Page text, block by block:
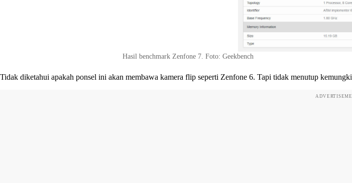
Hasil benchmark Zenfone 7. Foto: Geekbench
Tidak diketahui apakah ponsel ini akan membawa kamera flip seperti Zenfone 6. Tapi tidak menutup